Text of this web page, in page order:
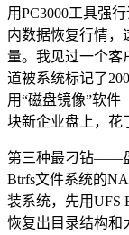
用PC3000工具强
内数据恢复行情，
量。我见过一个客
道被系统标记了
用“磁盘镜像”软件
块新企业盘上，花
第三种最刁钻——
Btrfs文件系统的
装系统，先用UFS
恢复出目录结构和